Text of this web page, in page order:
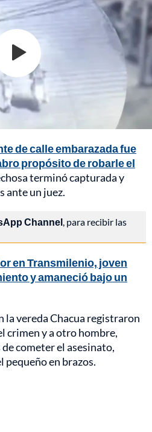
de calle embarazada fue
propósito de robarle el
terminó capturada y
ante un juez.
Channel , para recibir las
en Transmilenio, joven
y amaneció bajo un
la vereda Chacua registraron
crimen y a otro hombre,
cometer el asesinato,
pequeño en brazos.